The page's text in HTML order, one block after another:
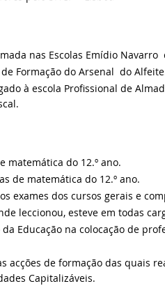
nas Escolas Emídio
Formação do Arsenal do
à escola Profissional de
matemática do 12.º ano.
de matemática do 12.º ano.
exames dos cursos gerais e
leccionou, esteve em todas
Educação na colocação de
acções de formação das quais
Capitalizáveis.